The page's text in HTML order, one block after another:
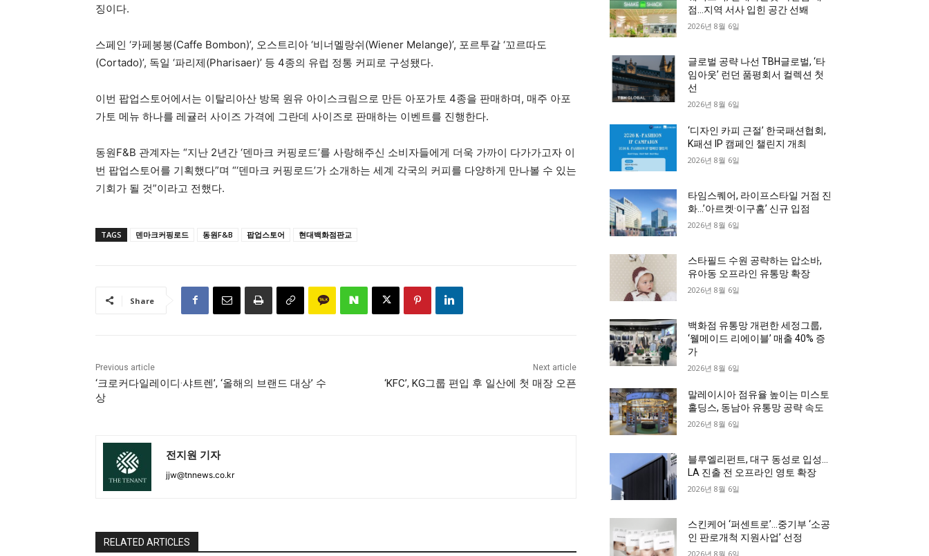
징이다.
스페인 ‘카페봉봉(Caffe Bombon)’, 오스트리아 ‘비너멜랑쉬(Wiener Melange)’, 포르투갈 ‘꼬르따도
(Cortado)’, 독일 ‘파리제(Pharisaer)’ 등 4종의 유럽 정통 커피로 구성됐다.
이번 팝업스토어에서는 이탈리아산 방목 원유 아이스크림으로 만든 아포가토 4종을 판매하며, 매주 아포
가토 메뉴 하나를 레귤러 사이즈 가격에 그란데 사이즈로 판매하는 이벤트를 진행한다.
동원F&B 관계자는 “지난 2년간 ‘덴마크 커핑로드’를 사랑해주신 소비자들에게 더욱 가까이 다가가고자 이
번 팝업스토어를 기획했다”며 “‘덴마크 커핑로드’가 소개하는 세계 각국의 커피를 다양하게 만나볼 수 있는
기회가 될 것”이라고 전했다.
TAGS 덴마크커핑로드 동원F&B 팝업스토어 현대백화점판교
Share
Previous article
‘크로커다일레이디·샤트렌’, ‘올해의 브랜드 대상’ 수
상
Next article
‘KFC’, KG그룹 편입 후 일산에 첫 매장 오픈
전지원 기자
jjw@tnnews.co.kr
RELATED ARTICLES
점…지역 서사 입힌 공간 선봬
2026년 8월 6일
글로벌 공략 나선 TBH글로벌, ‘타
임아웃’ 런던 품평회서 컬렉션 첫
선
2026년 8월 6일
‘디자인 카피 근절’ 한국패션협회,
K패션 IP 캠페인 챌린지 개최
2026년 8월 6일
타임스퀘어, 라이프스타일 거점 진
화…’아르켓·이구홈’ 신규 입점
2026년 8월 6일
스타필드 수원 공략하는 압소바,
유아동 오프라인 유통망 확장
2026년 8월 6일
백화점 유통망 개편한 세정그룹,
‘웰메이드 리에이블’ 매출 40% 증
가
2026년 8월 6일
말레이시아 점유율 높이는 미스토
홀딩스, 동남아 유통망 공략 속도
2026년 8월 6일
블루엘리펀트, 대구 동성로 입성…
LA 진출 전 오프라인 영토 확장
2026년 8월 6일
스킨케어 ‘퍼센트로’…중기부 ‘소공
인 판로개척 지원사업’ 선정
2026년 8월 6일